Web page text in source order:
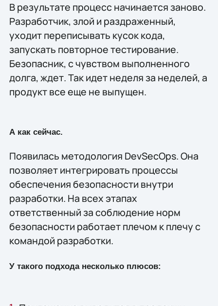
В результате процесс начинается заново.
Разработчик, злой и раздраженный,
уходит переписывать кусок кода,
запускать повторное тестирование.
Безопасник, с чувством выполненного
долга, ждет. Так идет неделя за неделей, а
продукт все еще не выпущен.
А как сейчас.
Появилась методология DevSecOps. Она
позволяет интегрировать процессы
обеспечения безопасности внутри
разработки. На всех этапах
ответственный за соблюдение норм
безопасности работает плечом к плечу с
командой разработки.
У такого подхода несколько плюсов: